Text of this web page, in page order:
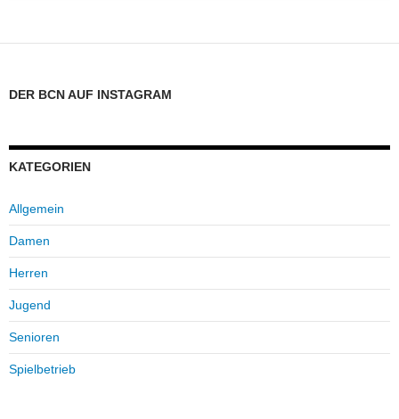
DER BCN AUF INSTAGRAM
KATEGORIEN
Allgemein
Damen
Herren
Jugend
Senioren
Spielbetrieb